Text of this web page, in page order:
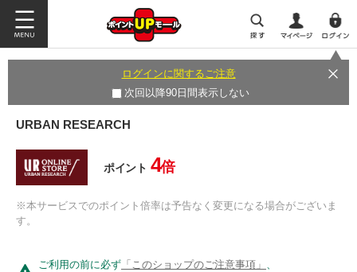
ログインに関するご注意
次回以降90日間表示しない
URBAN RESEARCH
ポイント 4倍
※本サービスでのポイント倍率は予告なく変更になる場合がございま
す。
ご利用の前に必ず 「このショップのご注意事項」 、